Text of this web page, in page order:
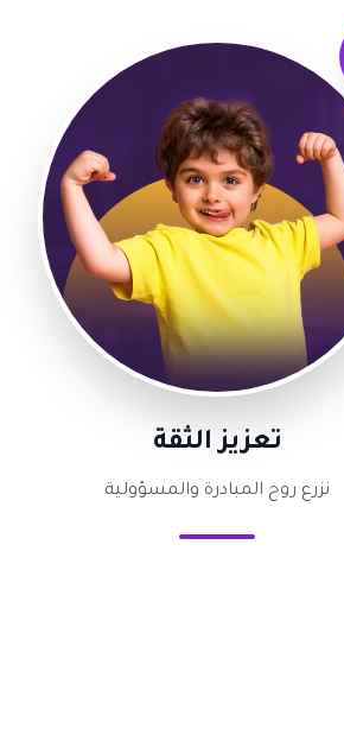
تعزيز الثقة
نزرع روح المبادرة والمسؤولية